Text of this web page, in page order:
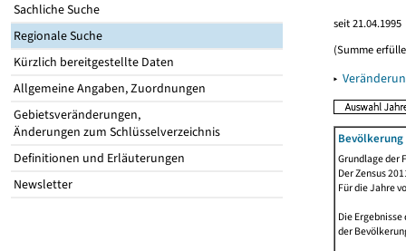
Sachliche Suche
Regionale Suche
Kürzlich bereitgestellte Daten
Allgemeine Angaben, Zuordnungen
Gebietsveränderungen,
Änderungen zum Schlüsselverzeichnis
Definitionen und Erläuterungen
Newsletter
seit 21.04.1995
(Summe
▸
Grundlage der
Der Zensus
Für die Jahre
Die
der